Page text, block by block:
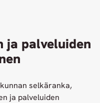
ja palveluiden
selkäranka,
ja palveluiden